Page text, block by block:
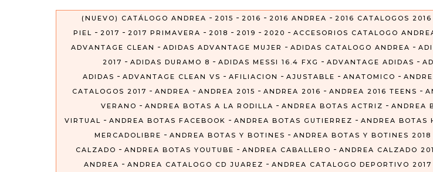
(NUEVO) CATÁLOGO ANDREA - 2015 - 2016 - 2016 ANDREA - 2016 CATALOGOS
PIEL - 2017 - 2017 PRIMAVERA - 2018 - 2019 - 2020 - ACCESORIOS CATALOGO
ADVANTAGE CLEAN - ADIDAS ADVANTAGE MUJER - ADIDAS CATALOGO ANDREA -
2017 - ADIDAS DURAMO 8 - ADIDAS MESSI 16.4 FXG - ADVANTAGE ADIDAS -
ADIDAS - ADVANTAGE CLEAN VS - AFILIACION - AJUSTABLE - ANATOMICO -
CATALOGOS 2017 - ANDREA - ANDREA 2015 - ANDREA 2016 - ANDREA 2016 TEENS -
VERANO - ANDREA BOTAS A LA RODILLA - ANDREA BOTAS ACTRIZ - ANDREA
VIRTUAL - ANDREA BOTAS FACEBOOK - ANDREA BOTAS GUTIERREZ - ANDREA BOTAS
MERCADOLIBRE - ANDREA BOTAS Y BOTINES - ANDREA BOTAS Y BOTINES 2018
CALZADO - ANDREA BOTAS YOUTUBE - ANDREA CABALLERO - ANDREA CALZADO
ANDREA - ANDREA CATALOGO CD JUAREZ - ANDREA CATALOGO DEPORTIVO 2017